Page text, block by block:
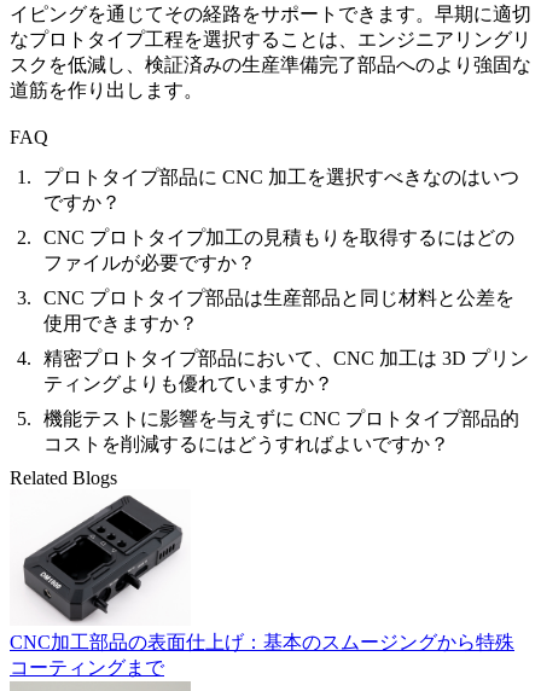
イピングを通じてその経路をサポートできます。早期に適切
なプロトタイプ工程を選択することは、エンジニアリングリ
スクを低減し、検証済みの生産準備完了部品へのより強固な
道筋を作り出します。
FAQ
プロトタイプ部品に CNC 加工を選択すべきなのはいつ
ですか？
CNC プロトタイプ加工の見積もりを取得するにはどの
ファイルが必要ですか？
CNC プロトタイプ部品は生産部品と同じ材料と公差を
使用できますか？
精密プロトタイプ部品において、CNC 加工は 3D プリン
ティングよりも優れていますか？
機能テストに影響を与えずに CNC プロトタイプ部品的
コストを削減するにはどうすればよいですか？
Related Blogs
CNC加工部品の表面仕上げ：基本のスムージングから特殊
コーティングまで